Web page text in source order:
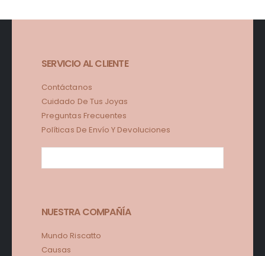
SERVICIO AL CLIENTE
Contáctanos
Cuidado De Tus Joyas
Preguntas Frecuentes
Políticas De Envío Y Devoluciones
NUESTRA COMPAÑÍA
Mundo Riscatto
Causas